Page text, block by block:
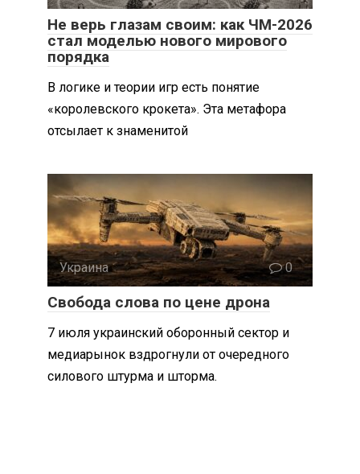
Не верь глазам своим: как ЧМ-2026
стал моделью нового мирового
порядка
В логике и теории игр есть понятие
«королевского крокета». Эта метафора
отсылает к знаменитой
Украина 0
Свобода слова по цене дрона
7 июля украинский оборонный сектор и
медиарынок вздрогнули от очередного
силового штурма и шторма.